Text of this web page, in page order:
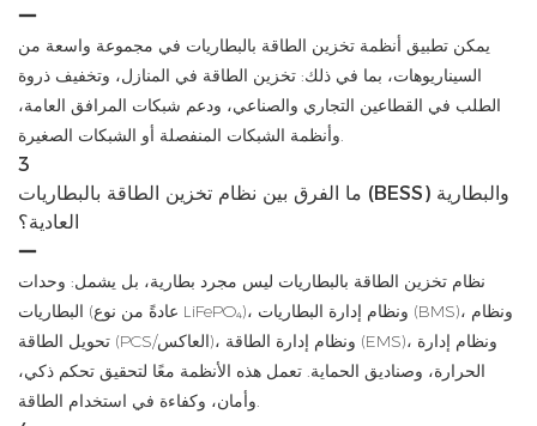
يمكن تطبيق أنظمة تخزين الطاقة بالبطاريات في مجموعة واسعة من
السيناريوهات، بما في ذلك: تخزين الطاقة في المنازل، وتخفيف ذروة
الطلب في القطاعين التجاري والصناعي، ودعم شبكات المرافق العامة،
وأنظمة الشبكات المنفصلة أو الشبكات الصغيرة.
3
ما الفرق بين نظام تخزين الطاقة بالبطاريات (BESS) والبطارية
العادية؟
نظام تخزين الطاقة بالبطاريات ليس مجرد بطارية، بل يشمل: وحدات
البطاريات (عادةً من نوع LiFePO₄)، ونظام إدارة البطاريات (BMS)، ونظام
تحويل الطاقة (PCS/العاكس)، ونظام إدارة الطاقة (EMS)، ونظام إدارة
الحرارة، وصناديق الحماية. تعمل هذه الأنظمة معًا لتحقيق تحكم ذكي،
وأمان، وكفاءة في استخدام الطاقة.